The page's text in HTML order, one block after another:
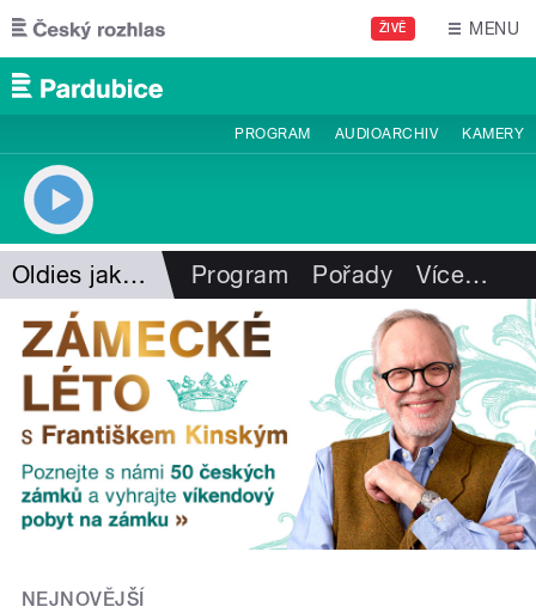
Přejít k hlavnímu obsahu
ŽIVĚ MENU
PROGRAM AUDIOARCHIV KAMERY
Oldies jako na dlani Program Pořady Více…
NEJNOVĚJŠÍ